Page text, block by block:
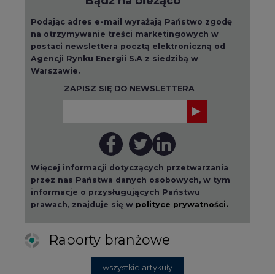
Podając adres e-mail wyrażają Państwo zgodę
na otrzymywanie treści marketingowych w
postaci newslettera pocztą elektroniczną od
Agencji Rynku Energii S.A z siedzibą w
Warszawie.
ZAPISZ SIĘ DO NEWSLETTERA
Więcej informacji dotyczących przetwarzania
przez nas Państwa danych osobowych, w tym
informacje o przysługujących Państwu
prawach, znajduje się w polityce prywatności.
Raporty branżowe
wszystkie artykuły